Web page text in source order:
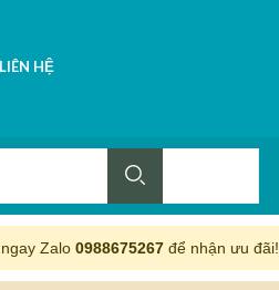
LIÊN HỆ
ngay Zalo0988675267 để nhận ưu đãi!